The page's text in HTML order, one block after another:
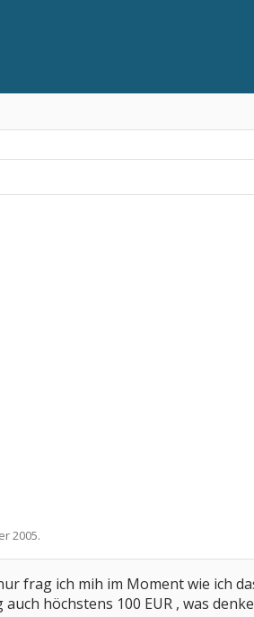
2005.
frag ich mih im Moment wie ich
höchstens 100 EUR , was